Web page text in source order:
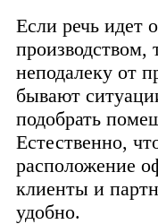
Если речь идет
производством,
неподалеку от
бывают
подобрать
Естественно,
расположение
клиенты и
удобно.